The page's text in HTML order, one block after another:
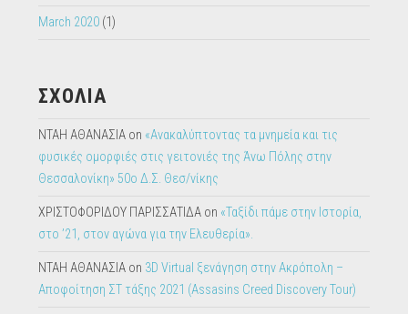
March 2020(1)
ΣΧΟΛΙΑ
ΝΤΑΗ ΑΘΑΝΑΣΙΑon «Ανακαλύπτοντας τα μνημεία και τις
φυσικές ομορφιές στις γειτονιές της Άνω Πόλης στην
Θεσσαλονίκη» 50ο Δ.Σ. Θεσ/νίκης
ΧΡΙΣΤΟΦΟΡΙΔΟΥ ΠΑΡΙΣΣΑΤΙΔΑon «Ταξίδι πάμε στην Ιστορία,
στο ’21, στον αγώνα για την Ελευθερία».
ΝΤΑΗ ΑΘΑΝΑΣΙΑon 3D Virtual ξενάγηση στην Ακρόπολη –
Αποφοίτηση ΣΤ τάξης 2021 (Assasins Creed Discovery Tour)